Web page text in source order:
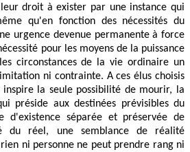
droit à exister par une instance qui
qu'en fonction des nécessités du
urgence devenue permanente à force
pour les moyens de la puissance
circonstances de la vie ordinaire un
ni contrainte. A ces élus choisis
la seule possibilité de mourir, la
préside aux destinées prévisibles du
d'existence séparée et préservée de
du réel, une semblance de réalité
ni personne ne peut prendre rang ni